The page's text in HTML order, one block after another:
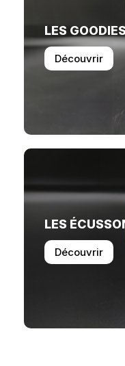
LES GOODIES
Découvrir
LES
Découvrir